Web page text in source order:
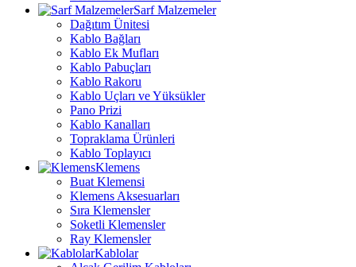
Sarf Malzemeler
Dağıtım Ünitesi
Kablo Bağları
Kablo Ek Mufları
Kablo Pabuçları
Kablo Rakoru
Kablo Uçları ve Yüksükler
Pano Prizi
Kablo Kanalları
Topraklama Ürünleri
Kablo Toplayıcı
Klemens
Buat Klemensi
Klemens Aksesuarları
Sıra Klemensler
Soketli Klemensler
Ray Klemensler
Kablolar